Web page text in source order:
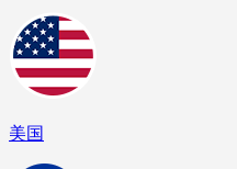
美国